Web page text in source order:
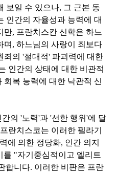
보일 수 있으나, 그 근본 동
인간의 자율성과 능력에 대
만, 프란치스칸 신학은 하느
며 ,하느님의 사랑이 죄보다
죄의'절대적' 파괴력에 대한
인간의 상태에 대한 비관적
복 능력에 대한 낙관적 신
간의'노력'과'선한 행위'에 달
란치스코는 이러한 펠라기
에 의한 정당화, 인간 의지
를 "자기중심적이고 엘리트
합니다. 이러한 비판은 프란